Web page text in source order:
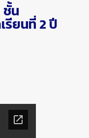
น
ยนที่ 2 ปี